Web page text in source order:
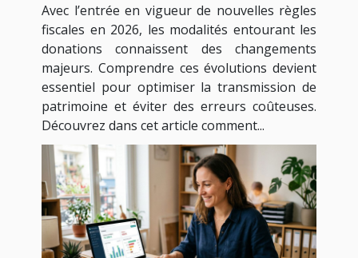
Avec l’entrée en vigueur de nouvelles règles
fiscales en 2026, les modalités entourant les
donations connaissent des changements
majeurs. Comprendre ces évolutions devient
essentiel pour optimiser la transmission de
patrimoine et éviter des erreurs coûteuses.
Découvrez dans cet article comment...